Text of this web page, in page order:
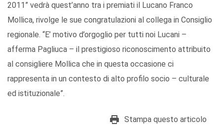
2011” vedrà quest’anno tra i premiati il Lucano Franco
Mollica, rivolge le sue congratulazioni al collega in Consiglio
regionale. “E’ motivo d’orgoglio per tutti noi Lucani –
afferma Pagliuca – il prestigioso riconoscimento attribuito
al consigliere Mollica che in questa occasione ci
rappresenta in un contesto di alto profilo socio – culturale
ed istituzionale”.
Stampa questo articolo